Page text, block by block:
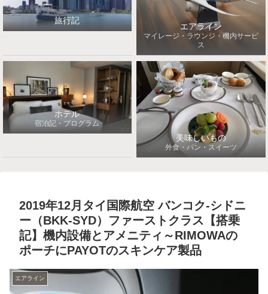
旅行記
エアライン
マイレージ・ラウンジ・機内サービ
ス
ホテル
宿泊記・プログラム
美味しいもの
外食・パン・スイーツ
2019年12月タイ国際航空 バンコク-シドニ
ー（BKK-SYD）ファーストクラス【搭乗
記】機内設備とアメニティ～RIMOWAの
ポーチにPAYOTのスキンケア製品
エアライン